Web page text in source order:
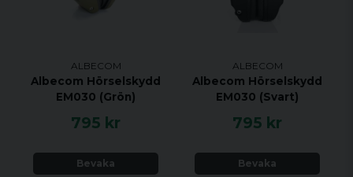
ALBECOM
Albecom Hörselskydd
EM030 (Grön)
795 kr
Bevaka
ALBECOM
Albecom Hörselskydd
EM030 (Svart)
795 kr
Bevaka